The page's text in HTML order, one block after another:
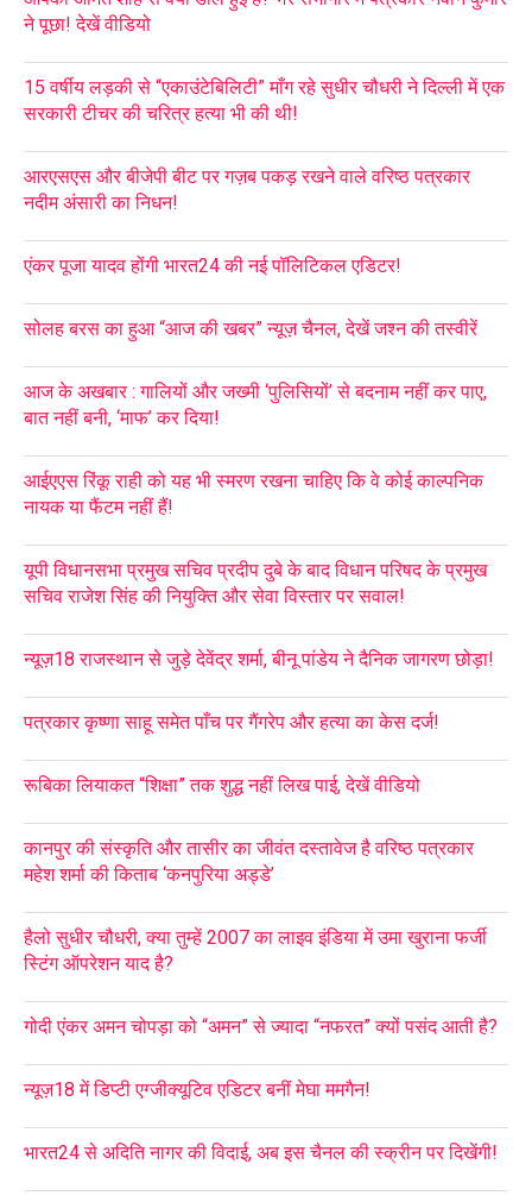
ने पूछा! देखें वीडियो
15 वर्षीय लड़की से “एकाउंटेबिलिटी” माँग रहे सुधीर चौधरी ने दिल्ली में एक
सरकारी टीचर की चरित्र हत्या भी की थी!
आरएसएस और बीजेपी बीट पर गज़ब पकड़ रखने वाले वरिष्ठ पत्रकार
नदीम अंसारी का निधन!
एंकर पूजा यादव होंगी भारत24 की नई पॉलिटिकल एडिटर!
सोलह बरस का हुआ “आज की खबर” न्यूज़ चैनल, देखें जश्न की तस्वीरें
आज के अखबार : गालियों और जख्मी ‘पुलिसियों’ से बदनाम नहीं कर पाए,
बात नहीं बनी, ‘माफ’ कर दिया!
आईएएस रिंकू राही को यह भी स्मरण रखना चाहिए कि वे कोई काल्पनिक
नायक या फैंटम नहीं हैं!
यूपी विधानसभा प्रमुख सचिव प्रदीप दुबे के बाद विधान परिषद के प्रमुख
सचिव राजेश सिंह की नियुक्ति और सेवा विस्तार पर सवाल!
न्यूज़18 राजस्थान से जुड़े देवेंद्र शर्मा, बीनू पांडेय ने दैनिक जागरण छोड़ा!
पत्रकार कृष्णा साहू समेत पाँच पर गैंगरेप और हत्या का केस दर्ज!
रूबिका लियाकत “शिक्षा” तक शुद्ध नहीं लिख पाई, देखें वीडियो
कानपुर की संस्कृति और तासीर का जीवंत दस्तावेज है वरिष्ठ पत्रकार
महेश शर्मा की किताब ‘कनपुरिया अड्डे’
हैलो सुधीर चौधरी, क्या तुम्हें 2007 का लाइव इंडिया में उमा खुराना फर्जी
स्टिंग ऑपरेशन याद है?
गोदी एंकर अमन चोपड़ा को “अमन” से ज्यादा “नफरत” क्यों पसंद आती है?
न्यूज़18 में डिप्टी एग्जीक्यूटिव एडिटर बनीं मेघा ममगैन!
भारत24 से अदिति नागर की विदाई, अब इस चैनल की स्क्रीन पर दिखेंगी!